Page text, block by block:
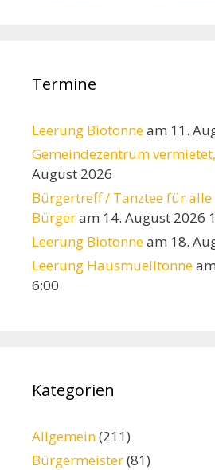
Termine
Leerung Biotonneam 11.
Gemeindezentrum
August 2026
Bürgertreff / Tanztee für
Bürgeram 14. August 2026
Leerung Biotonneam 18.
Leerung Hausmuelltonne
6:00
Kategorien
Allgemein(211)
Bürgermeister(81)